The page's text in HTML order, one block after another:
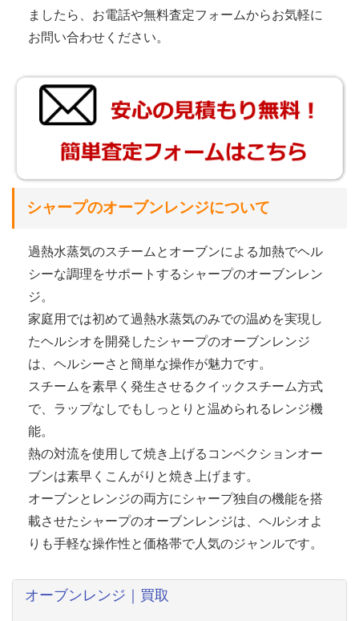
ましたら、お電話や無料査定フォームからお気軽に
お問い合わせください。
シャープのオーブンレンジについて
過熱水蒸気のスチームとオーブンによる加熱でヘル
シーな調理をサポートするシャープのオーブンレン
ジ。
家庭用では初めて過熱水蒸気のみでの温めを実現し
たヘルシオを開発したシャープのオーブンレンジ
は、ヘルシーさと簡単な操作が魅力です。
スチームを素早く発生させるクイックスチーム方式
で、ラップなしでもしっとりと温められるレンジ機
能。
熱の対流を使用して焼き上げるコンベクションオー
ブンは素早くこんがりと焼き上げます。
オーブンとレンジの両方にシャープ独自の機能を搭
載させたシャープのオーブンレンジは、ヘルシオよ
りも手軽な操作性と価格帯で人気のジャンルです。
オーブンレンジ｜買取